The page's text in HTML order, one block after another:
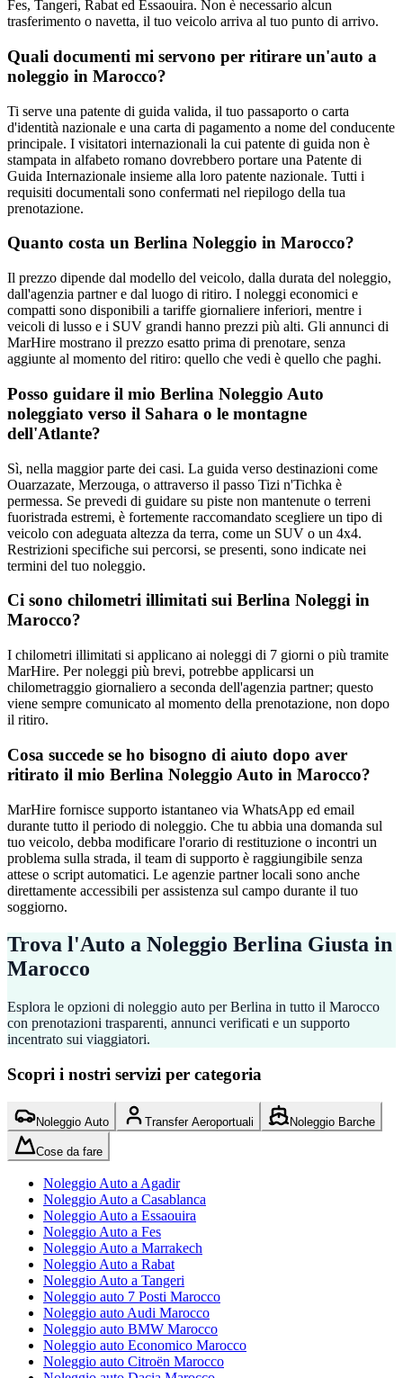
Fes, Tangeri, Rabat ed Essaouira. Non è necessario alcun
trasferimento o navetta, il tuo veicolo arriva al tuo punto di arrivo.
Quali documenti mi servono per ritirare un'auto a
noleggio in Marocco?
Ti serve una patente di guida valida, il tuo passaporto o carta
d'identità nazionale e una carta di pagamento a nome del conducente
principale. I visitatori internazionali la cui patente di guida non è
stampata in alfabeto romano dovrebbero portare una Patente di
Guida Internazionale insieme alla loro patente nazionale. Tutti i
requisiti documentali sono confermati nel riepilogo della tua
prenotazione.
Quanto costa un Berlina Noleggio in Marocco?
Il prezzo dipende dal modello del veicolo, dalla durata del noleggio,
dall'agenzia partner e dal luogo di ritiro. I noleggi economici e
compatti sono disponibili a tariffe giornaliere inferiori, mentre i
veicoli di lusso e i SUV grandi hanno prezzi più alti. Gli annunci di
MarHire mostrano il prezzo esatto prima di prenotare, senza
aggiunte al momento del ritiro: quello che vedi è quello che paghi.
Posso guidare il mio Berlina Noleggio Auto
noleggiato verso il Sahara o le montagne
dell'Atlante?
Sì, nella maggior parte dei casi. La guida verso destinazioni come
Ouarzazate, Merzouga, o attraverso il passo Tizi n'Tichka è
permessa. Se prevedi di guidare su piste non mantenute o terreni
fuoristrada estremi, è fortemente raccomandato scegliere un tipo di
veicolo con adeguata altezza da terra, come un SUV o un 4x4.
Restrizioni specifiche sui percorsi, se presenti, sono indicate nei
termini del tuo noleggio.
Ci sono chilometri illimitati sui Berlina Noleggi in
Marocco?
I chilometri illimitati si applicano ai noleggi di 7 giorni o più tramite
MarHire. Per noleggi più brevi, potrebbe applicarsi un
chilometraggio giornaliero a seconda dell'agenzia partner; questo
viene sempre comunicato al momento della prenotazione, non dopo
il ritiro.
Cosa succede se ho bisogno di aiuto dopo aver
ritirato il mio Berlina Noleggio Auto in Marocco?
MarHire fornisce supporto istantaneo via WhatsApp ed email
durante tutto il periodo di noleggio. Che tu abbia una domanda sul
tuo veicolo, debba modificare l'orario di restituzione o incontri un
problema sulla strada, il team di supporto è raggiungibile senza
attese o script automatici. Le agenzie partner locali sono anche
direttamente accessibili per assistenza sul campo durante il tuo
soggiorno.
Trova l'Auto a Noleggio Berlina Giusta in
Marocco
Esplora le opzioni di noleggio auto per Berlina in tutto il Marocco
con prenotazioni trasparenti, annunci verificati e un supporto
incentrato sui viaggiatori.
Scopri i nostri servizi per categoria
Noleggio Auto Transfer Aeroportuali Noleggio Barche
Cose da fare
Noleggio Auto a Agadir
Noleggio Auto a Casablanca
Noleggio Auto a Essaouira
Noleggio Auto a Fes
Noleggio Auto a Marrakech
Noleggio Auto a Rabat
Noleggio Auto a Tangeri
Noleggio auto 7 Posti Marocco
Noleggio auto Audi Marocco
Noleggio auto BMW Marocco
Noleggio auto Economico Marocco
Noleggio auto Citroën Marocco